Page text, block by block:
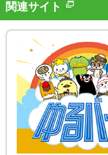
関連サイト